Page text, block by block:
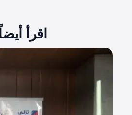
اقرأ أيضاً